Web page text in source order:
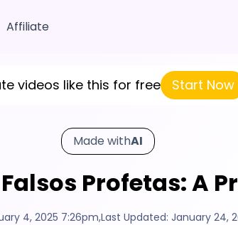
Affiliate
videos like this for free Start Now
Made withAI
Profetas: A
4, 2025 7:26pm,Last Updated: January 24,